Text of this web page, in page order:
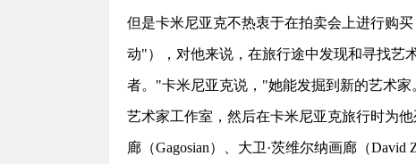
但是卡米尼亚克不热衷于在拍卖会上进行购
动"），对他来说，在旅行途中发现和寻找艺
者。"卡米尼亚克说，"她能发掘到新的艺术
艺术家工作室，然后在卡米尼亚克旅行时为
廊（Gagosian）、大卫·茨维尔纳画廊（